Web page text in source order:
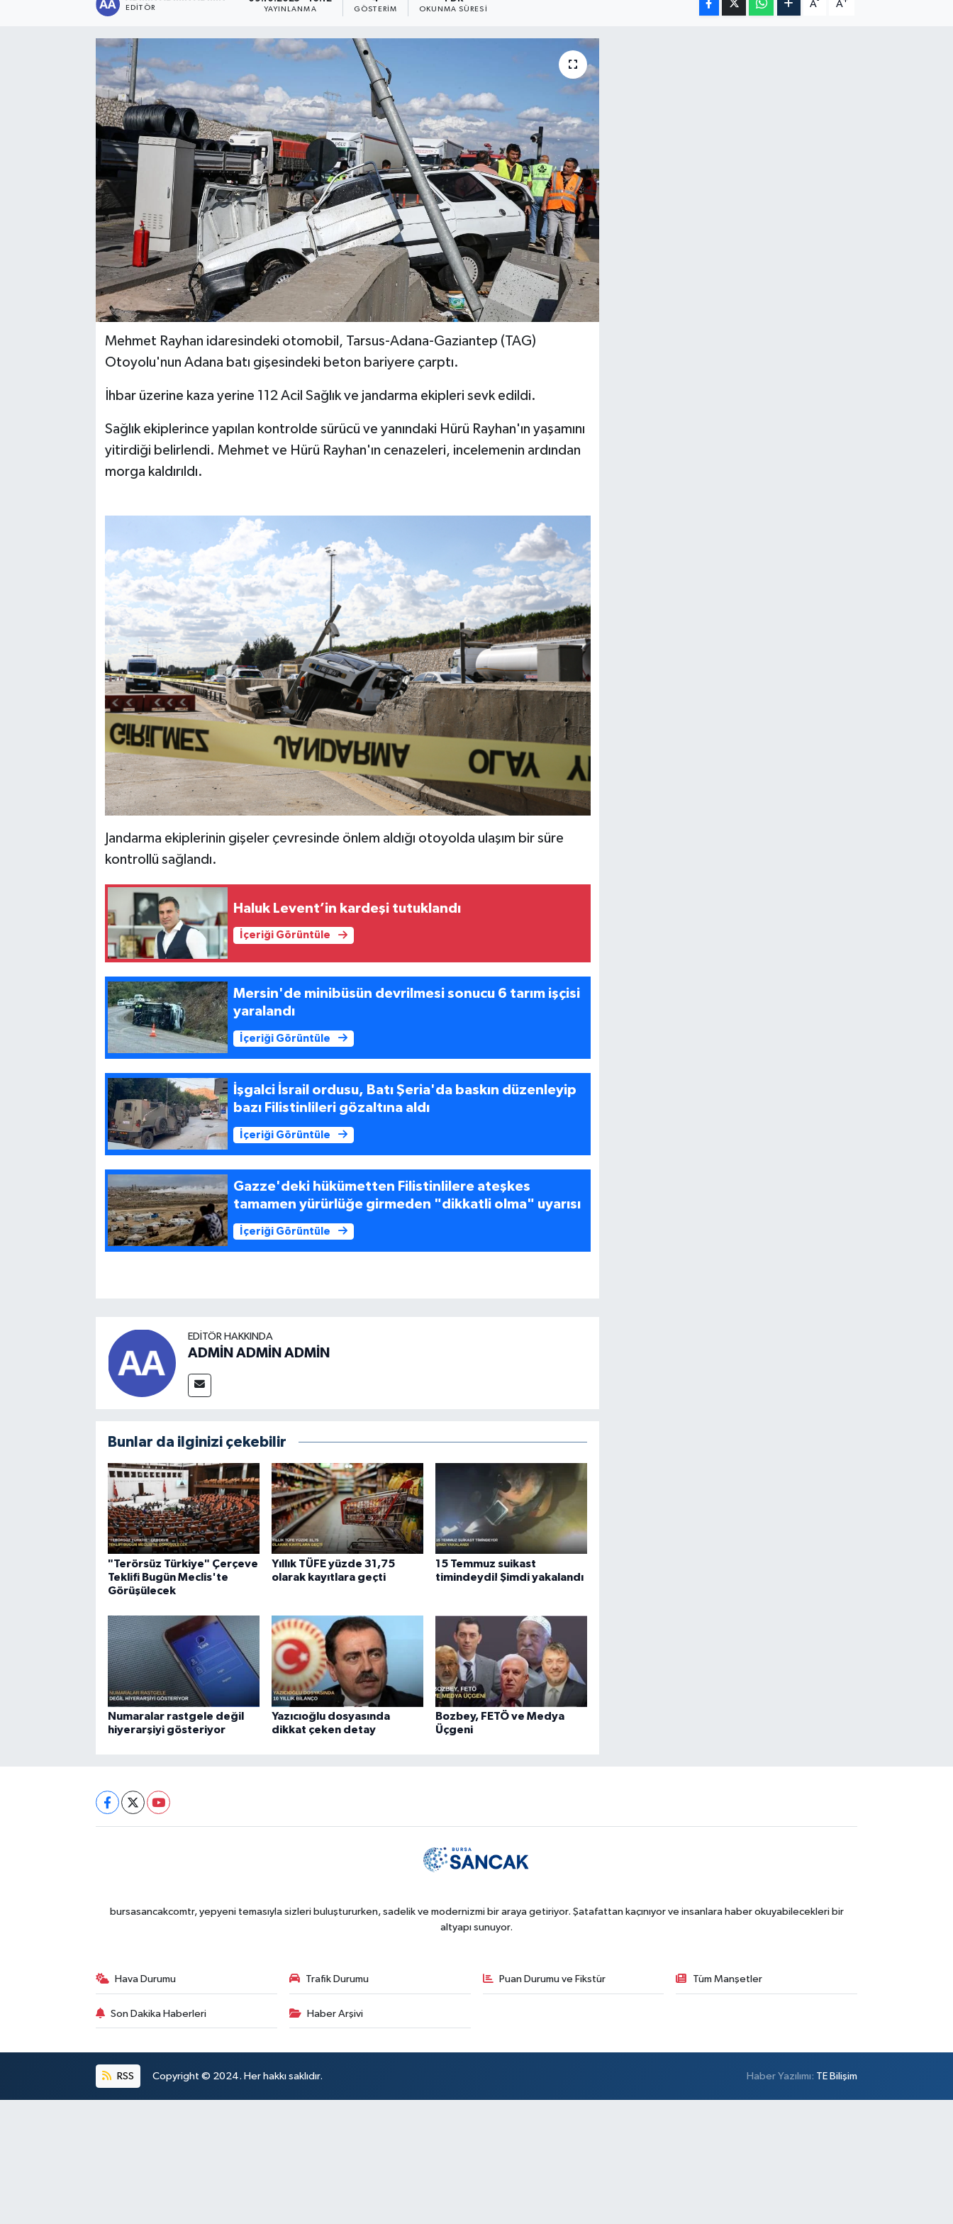
EDITÖR YAYINLANMA GÖSTERIM OKUNMA SÜRESI
A A
Mehmet Rayhan idaresindeki otomobil, Tarsus-Adana-Gaziantep (TAG)
Otoyolu'nun Adana batı gişesindeki beton bariyere çarptı.
İhbar üzerine kaza yerine 112 Acil Sağlık ve jandarma ekipleri sevk edildi.
Sağlık ekiplerince yapılan kontrolde sürücü ve yanındaki Hürü Rayhan'ın yaşamını
yitirdiği belirlendi. Mehmet ve Hürü Rayhan'ın cenazeleri, incelemenin ardından
morga kaldırıldı.
Jandarma ekiplerinin gişeler çevresinde önlem aldığı otoyolda ulaşım bir süre
kontrollü sağlandı.
Haluk Levent’in kardeşi tutuklandı
İçeriği Görüntüle
Mersin'de minibüsün devrilmesi sonucu 6 tarım işçisi
yaralandı
İçeriği Görüntüle
İşgalci İsrail ordusu, Batı Şeria'da baskın düzenleyip
bazı Filistinlileri gözaltına aldı
İçeriği Görüntüle
Gazze'deki hükümetten Filistinlilere ateşkes
tamamen yürürlüğe girmeden "dikkatli olma" uyarısı
İçeriği Görüntüle
EDITÖR HAKKINDA
ADMİN ADMİN ADMİN
Bunlar da ilginizi çekebilir
"Terörsüz Türkiye" Çerçeve
Teklifi Bugün Meclis'te
Görüşülecek
Yıllık TÜFE yüzde 31,75
olarak kayıtlara geçti
15 Temmuz suikast
timindeydi! Şimdi yakalandı
Numaralar rastgele değil
hiyerarşiyi gösteriyor
Yazıcıoğlu dosyasında
dikkat çeken detay
Bozbey, FETÖ ve Medya
Üçgeni
bursasancakcomtr, yepyeni temasıyla sizleri buluştururken, sadelik ve modernizmi bir araya getiriyor. Şatafattan kaçınıyor ve insanlara haber okuyabilecekleri bir
altyapı sunuyor.
Hava Durumu Trafik Durumu Puan Durumu ve Fikstür Tüm Manşetler
Son Dakika Haberleri Haber Arşivi
RSS Copyright © 2024. Her hakkı saklıdır. Haber Yazılımı: TE Bilişim